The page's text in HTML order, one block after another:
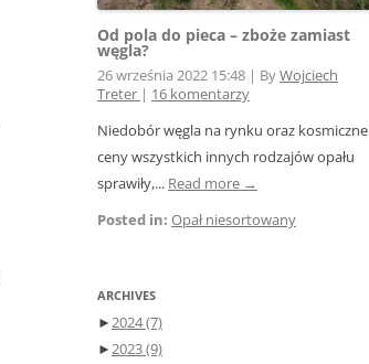
Od pola do pieca – zboże zamiast
węgla?
26 września 2022 15:48 | ByWojciech
Treter | 16 komentarzy
Niedobór węgla na rynku oraz kosmiczne
ceny wszystkich innych rodzajów opału
sprawiły,... Read more →
Posted in: Opał niesortowany
ARCHIVES
►2024(7)
►2023(9)